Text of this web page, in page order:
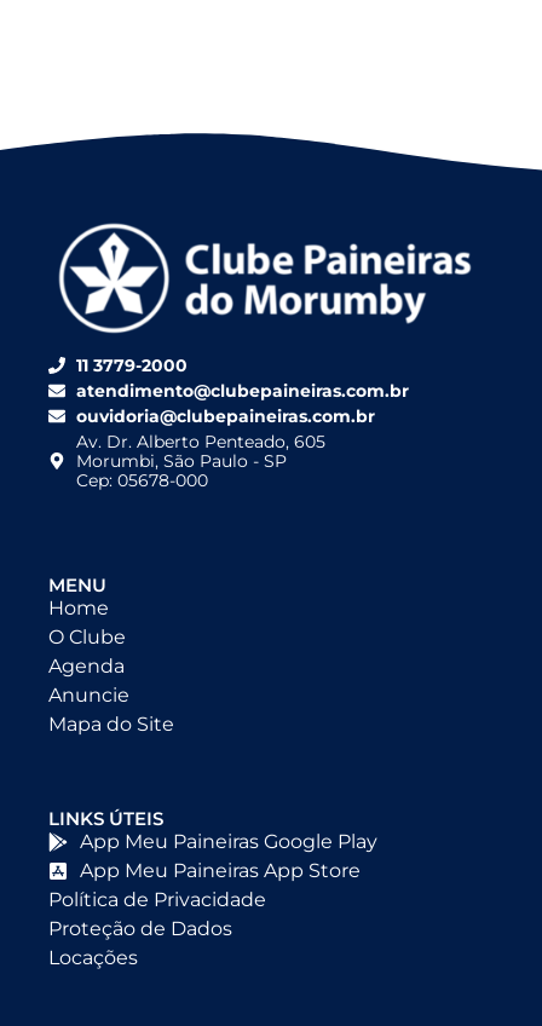
11 3779-2000
atendimento@clubepaineiras.com.br
ouvidoria@clubepaineiras.com.br
Av. Dr. Alberto Penteado, 605
Morumbi, São Paulo - SP
Cep: 05678-000
MENU
Home
O Clube
Agenda
Anuncie
Mapa do Site
LINKS ÚTEIS
App Meu Paineiras Google Play
App Meu Paineiras App Store
Política de Privacidade
Proteção de Dados
Locações